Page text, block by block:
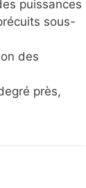
puissances
sous-
des
près,